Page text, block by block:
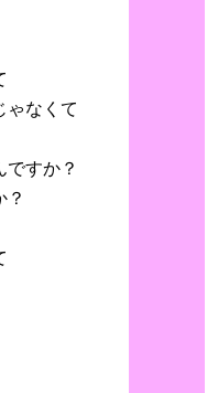
ゃなくて
ですか？
？